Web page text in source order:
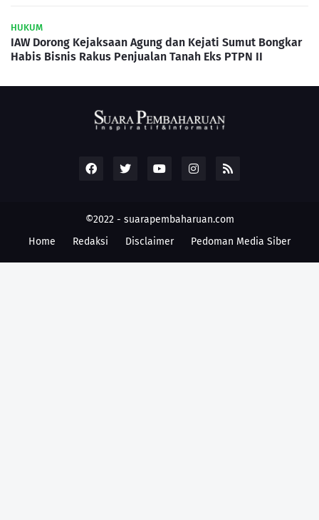
HUKUM
IAW Dorong Kejaksaan Agung dan Kejati Sumut Bongkar
Habis Bisnis Rakus Penjualan Tanah Eks PTPN II
©2022 - suarapembaharuan.com
Home
Redaksi Disclaimer Pedoman Media Siber